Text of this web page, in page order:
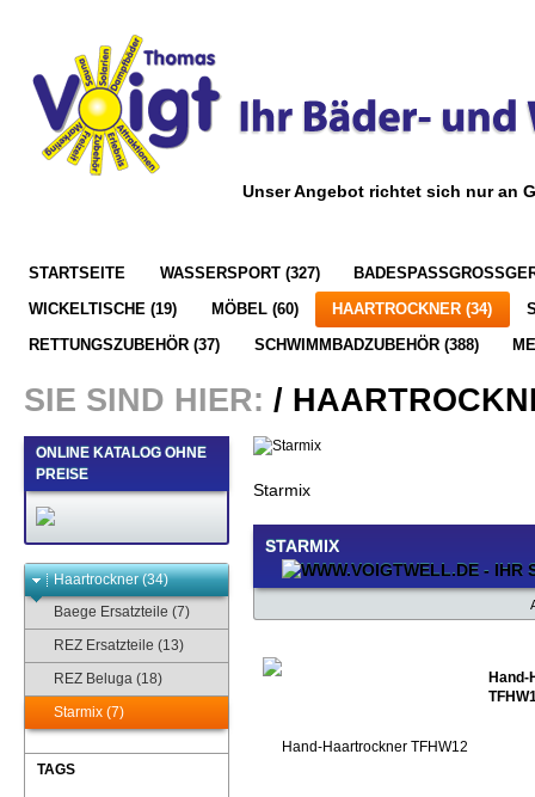
Unser Angebot richtet sich nur an
STARTSEITE WASSERSPORT (327)
WICKELTISCHE (19) MÖBEL (60) HAARTROCKNER (34)
RETTUNGSZUBEHÖR (37) SCHWIMMBADZUBEHÖR (388)
SIE SIND HIER: /
ONLINE KATALOG OHNE
PREISE
Haartrockner (34)
Baege Ersatzteile (7)
REZ Ersatzteile (13)
REZ Beluga (18)
Starmix (7)
TAGS
Starmix
STARMIX